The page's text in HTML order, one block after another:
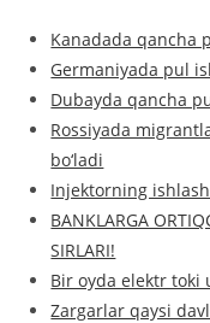
Kanadada qancha
Germaniyada pul
Dubayda qancha
Rossiyada
bo‘ladi
Injektorning
BANKLARGA
SIRLARI!
Bir oyda elektr toki
Zargarlar qaysi